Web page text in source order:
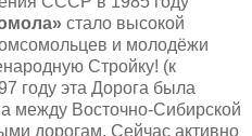
стало высокой
и молодёжи
Стройку! (к
году эта Дорога была
между Восточно-Сибирской
дорогам. Сейчас активно